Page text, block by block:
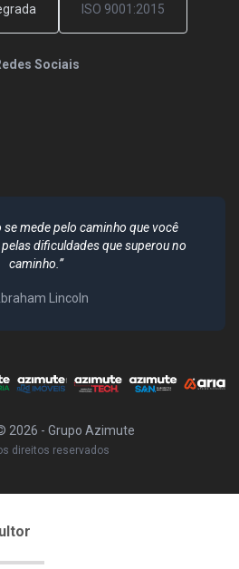
ISO 9001:2015
Sociais
se mede pelo caminho que você
dificuldades que superou no
caminho.”
Lincoln
2026 - Grupo Azimute
direitos reservados